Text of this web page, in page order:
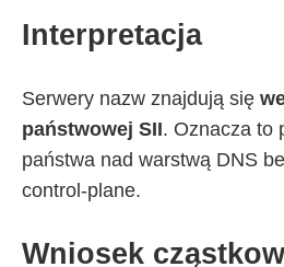
Interpretacja
Serwery nazw znajdują się
państwowej SII. Oznacza to
państwa nad warstwą DNS
control-plane.
Wniosek